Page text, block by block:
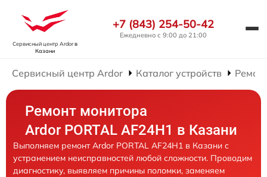
Сервисный центр Ardorв
Казани
+7 (843) 254-50-42
Ежедневно с 9:00 до 21:00
Сервисный центр Ardor Каталог устройств
Ремонт монитора
Ardor PORTAL AF24H1 в Казани
Выполняем ремонт Ardor PORTAL AF24H1 в Казани с
устранением неисправностей любой сложности. Проводим
диагностику, выявляем причины поломки, заменяем